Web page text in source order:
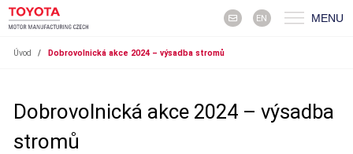
EN MENU
Úvod / Dobrovolnická akce 2024 – výsadba stromů
Dobrovolnická akce 2024 – výsadba
stromů